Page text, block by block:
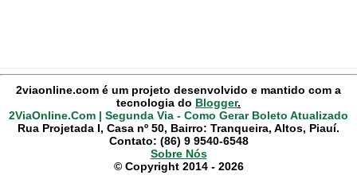
2viaonline.com é um projeto desenvolvido e mantido com a
tecnologia do Blogger.
2ViaOnline.Com | Segunda Via - Como Gerar Boleto Atualizado
Rua Projetada I, Casa nº 50, Bairro: Tranqueira, Altos, Piauí.
Contato: (86) 9 9540-6548
Sobre Nós
© Copyright 2014 - 2026